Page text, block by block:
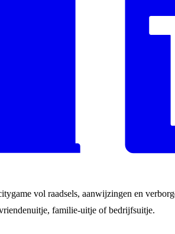
vol raadsels, aanwijzingen en
familie-uitje of bedrijfsuitje.